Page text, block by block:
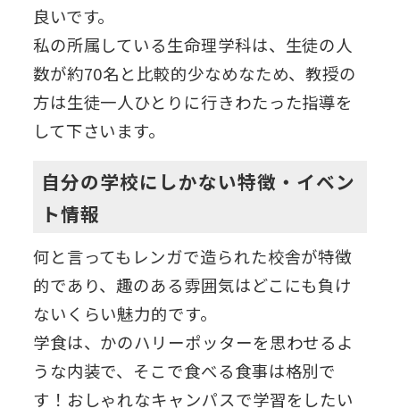
良いです。
私の所属している生命理学科は、生徒の人
数が約70名と比較的少なめなため、教授の
方は生徒一人ひとりに行きわたった指導を
して下さいます。
自分の学校にしかない特徴・イベン
ト情報
何と言ってもレンガで造られた校舎が特徴
的であり、趣のある雰囲気はどこにも負け
ないくらい魅力的です。
学食は、かのハリーポッターを思わせるよ
うな内装で、そこで食べる食事は格別で
す！おしゃれなキャンパスで学習をしたい